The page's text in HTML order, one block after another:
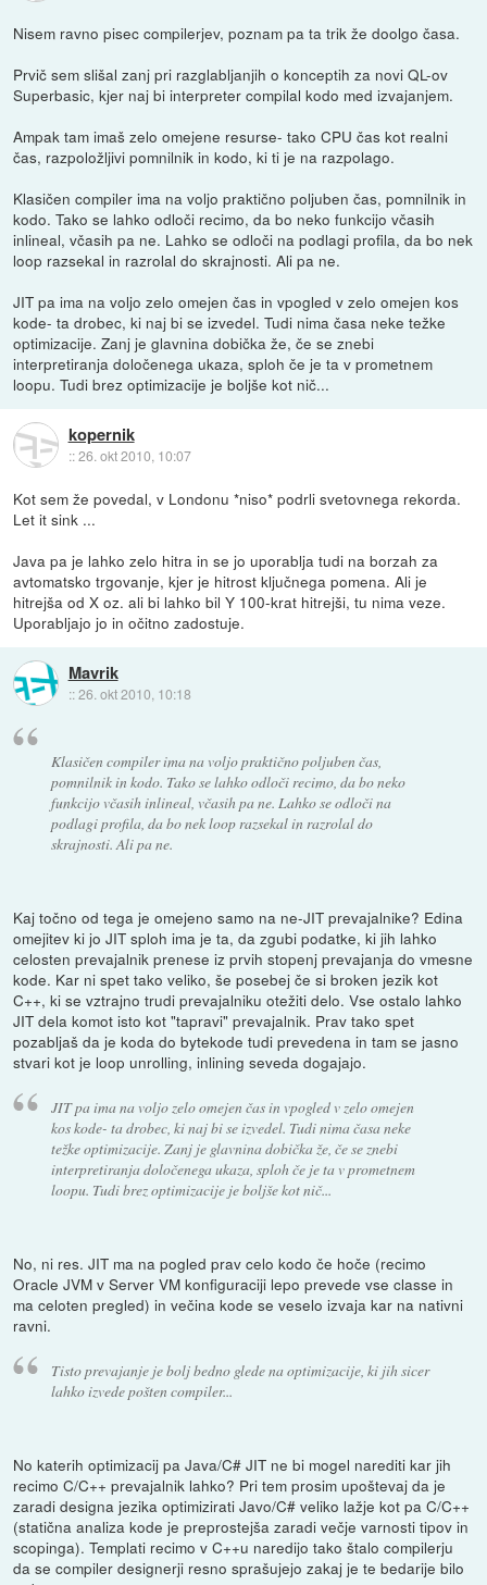
Nisem ravno pisec compilerjev, poznam pa ta trik že doolgo časa.
Prvič sem slišal zanj pri razglabljanjih o konceptih za novi QL-ov
Superbasic, kjer naj bi interpreter compilal kodo med izvajanjem.
Ampak tam imaš zelo omejene resurse- tako CPU čas kot realni
čas, razpoložljivi pomnilnik in kodo, ki ti je na razpolago.
Klasičen compiler ima na voljo praktično poljuben čas, pomnilnik in
kodo. Tako se lahko odloči recimo, da bo neko funkcijo včasih
inlineal, včasih pa ne. Lahko se odloči na podlagi profila, da bo nek
loop razsekal in razrolal do skrajnosti. Ali pa ne.
JIT pa ima na voljo zelo omejen čas in vpogled v zelo omejen kos
kode- ta drobec, ki naj bi se izvedel. Tudi nima časa neke težke
optimizacije. Zanj je glavnina dobička že, če se znebi
interpretiranja določenega ukaza, sploh če je ta v prometnem
loopu. Tudi brez optimizacije je boljše kot nič...
kopernik
::26. okt 2010, 10:07
Kot sem že povedal, v Londonu *niso* podrli svetovnega rekorda.
Let it sink ...
Java pa je lahko zelo hitra in se jo uporablja tudi na borzah za
avtomatsko trgovanje, kjer je hitrost ključnega pomena. Ali je
hitrejša od X oz. ali bi lahko bil Y 100-krat hitrejši, tu nima veze.
Uporabljajo jo in očitno zadostuje.
Mavrik
::26. okt 2010, 10:18
Klasičen compiler ima na voljo praktično poljuben čas,
pomnilnik in kodo. Tako se lahko odloči recimo, da bo neko
funkcijo včasih inlineal, včasih pa ne. Lahko se odloči na
podlagi profila, da bo nek loop razsekal in razrolal do
skrajnosti. Ali pa ne.
Kaj točno od tega je omejeno samo na ne-JIT prevajalnike? Edina
omejitev ki jo JIT sploh ima je ta, da zgubi podatke, ki jih lahko
celosten prevajalnik prenese iz prvih stopenj prevajanja do vmesne
kode. Kar ni spet tako veliko, še posebej če si broken jezik kot
C++, ki se vztrajno trudi prevajalniku otežiti delo. Vse ostalo lahko
JIT dela komot isto kot "tapravi" prevajalnik. Prav tako spet
pozabljaš da je koda do bytekode tudi prevedena in tam se jasno
stvari kot je loop unrolling, inlining seveda dogajajo.
JIT pa ima na voljo zelo omejen čas in vpogled v zelo omejen
kos kode- ta drobec, ki naj bi se izvedel. Tudi nima časa neke
težke optimizacije. Zanj je glavnina dobička že, če se znebi
interpretiranja določenega ukaza, sploh če je ta v prometnem
loopu. Tudi brez optimizacije je boljše kot nič...
No, ni res. JIT ma na pogled prav celo kodo če hoče (recimo
Oracle JVM v Server VM konfiguraciji lepo prevede vse classe in
ma celoten pregled) in večina kode se veselo izvaja kar na nativni
ravni.
Tisto prevajanje je bolj bedno glede na optimizacije, ki jih sicer
lahko izvede pošten compiler...
No katerih optimizacij pa Java/C# JIT ne bi mogel narediti kar jih
recimo C/C++ prevajalnik lahko? Pri tem prosim upoštevaj da je
zaradi designa jezika optimizirati Javo/C# veliko lažje kot pa C/C++
(statična analiza kode je preprostejša zaradi večje varnosti tipov in
scopinga). Templati recimo v C++u naredijo tako štalo compilerju
da se compiler designerji resno sprašujejo zakaj je te bedarije bilo